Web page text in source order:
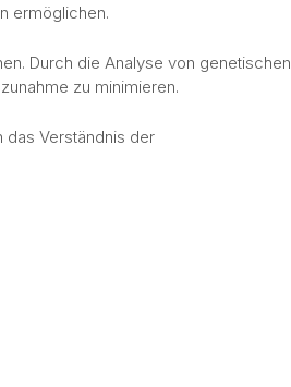
ermöglichen.
Durch die Analyse von genetischen
zu minimieren.
das Verständnis der